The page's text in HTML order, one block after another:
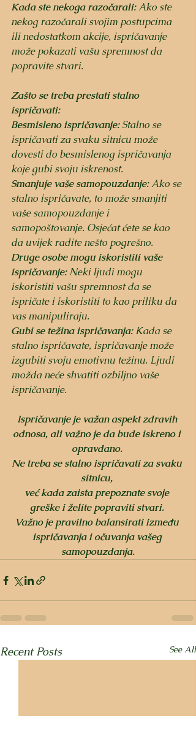
Kada ste nekoga razočarali: Ako ste
nekog razočarali svojim postupcima
ili nedostatkom akcije, ispričavanje
može pokazati vašu spremnost da
popravite stvari.
Zašto se treba prestati stalno
ispričavati:
Besmisleno ispričavanje: Stalno se
ispričavati za svaku sitnicu može
dovesti do besmislenog ispričavanja
koje gubi svoju iskrenost.
Smanjuje vaše samopouzdanje: Ako se
stalno ispričavate, to može smanjiti
vaše samopouzdanje i
samopoštovanje. Osjećat ćete se kao
da uvijek radite nešto pogrešno.
Druge osobe mogu iskoristiti vaše
ispričavanje: Neki ljudi mogu
iskoristiti vašu spremnost da se
ispričate i iskoristiti to kao priliku da
vas manipuliraju.
Gubi se težina ispričavanja: Kada se
stalno ispričavate, ispričavanje može
izgubiti svoju emotivnu težinu. Ljudi
možda neće shvatiti ozbiljno vaše
ispričavanje.
Ispričavanje je važan aspekt zdravih
odnosa, ali važno je da bude iskreno i
opravdano.
Ne treba se stalno ispričavati za svaku
sitnicu,
već kada zaista prepoznate svoje
greške i želite popraviti stvari.
Važno je pravilno balansirati između
ispričavanja i očuvanja vašeg
samopouzdanja.
Recent Posts See All